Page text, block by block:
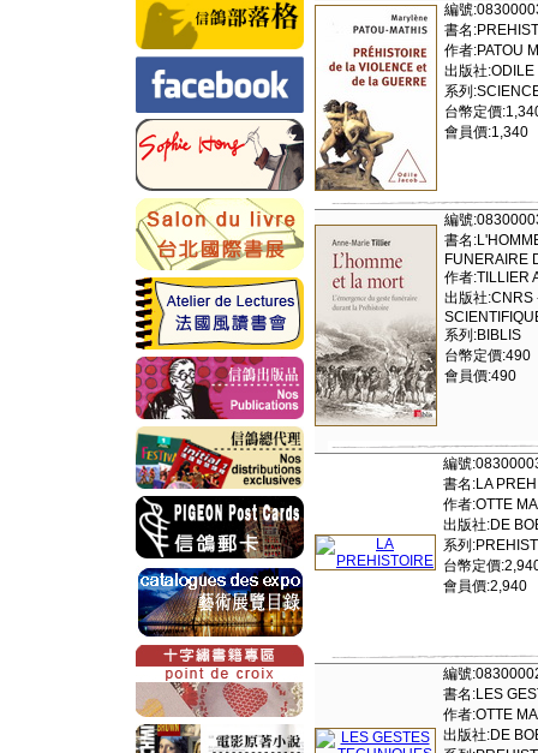
編號
書名
作者:PATOU
出版社:ODILE
系列
台幣定價
會員價:1,340
編號
書名
FUNERAIRE
作者:TILLIER
出版社:CNRS
系列:BIBLIS
台幣定價:490
會員價:490
編號
書名:LA
作者:OTTE
出版社:DE
系列
台幣定價
會員價:2,940
編號
書名:LES
作者:OTTE
出版社:DE